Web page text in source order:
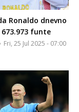
Ronaldo dnevno
funte
Fri, 25 Jul 2025 - 07:00